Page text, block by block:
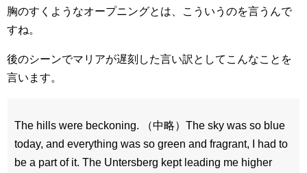
胸のすくようなオープニングとは、こういうのを言うんで
すね。
後のシーンでマリアが遅刻した言い訳としてこんなことを
言います。
The hills were beckoning. （中略）The sky was so blue
today, and everything was so green and fragrant, I had to
be a part of it. The Untersberg kept leading me higher